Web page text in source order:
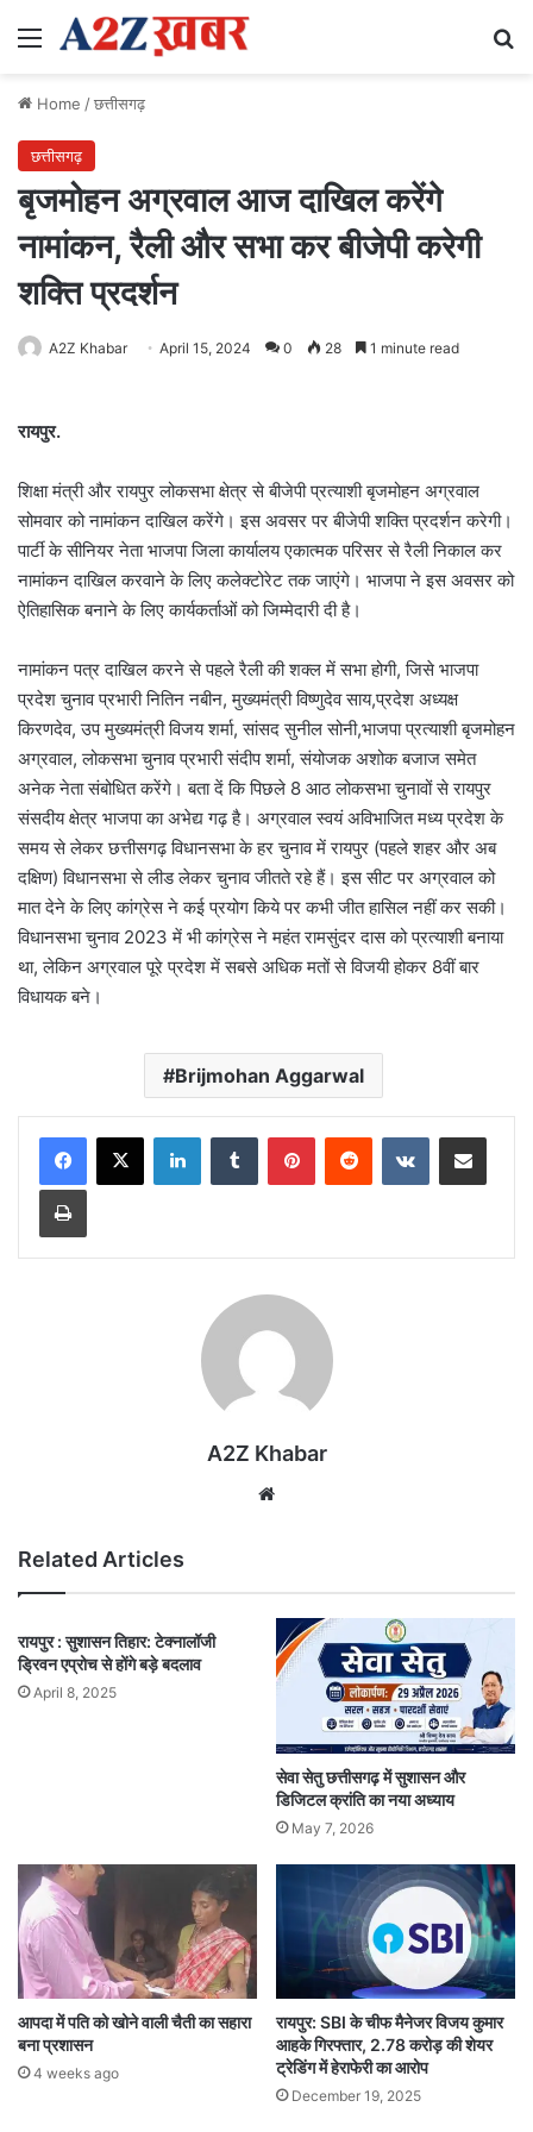
Menu
Home /छत्तीसगढ़
छत्तीसगढ़
बृजमोहन अग्रवाल आज दाखिल करेंगे
नामांकन, रैली और सभा कर बीजेपी करेगी
शक्ति प्रदर्शन
A2Z Khabar April 15, 2024 0 28 1 minute read
रायपुर.
शिक्षा मंत्री और रायपुर लोकसभा क्षेत्र से बीजेपी प्रत्याशी बृजमोहन अग्रवाल
सोमवार को नामांकन दाखिल करेंगे। इस अवसर पर बीजेपी शक्ति प्रदर्शन करेगी।
पार्टी के सीनियर नेता भाजपा जिला कार्यालय एकात्मक परिसर से रैली निकाल कर
नामांकन दाखिल करवाने के लिए कलेक्टोरेट तक जाएंगे। भाजपा ने इस अवसर को
ऐतिहासिक बनाने के लिए कार्यकर्ताओं को जिम्मेदारी दी है।
नामांकन पत्र दाखिल करने से पहले रैली की शक्ल में सभा होगी, जिसे भाजपा
प्रदेश चुनाव प्रभारी नितिन नबीन, मुख्यमंत्री विष्णुदेव साय,प्रदेश अध्यक्ष
किरणदेव, उप मुख्यमंत्री विजय शर्मा, सांसद सुनील सोनी,भाजपा प्रत्याशी बृजमोहन
अग्रवाल, लोकसभा चुनाव प्रभारी संदीप शर्मा, संयोजक अशोक बजाज समेत
अनेक नेता संबोधित करेंगे। बता दें कि पिछले 8 आठ लोकसभा चुनावों से रायपुर
संसदीय क्षेत्र भाजपा का अभेद्य गढ़ है। अग्रवाल स्वयं अविभाजित मध्य प्रदेश के
समय से लेकर छत्तीसगढ़ विधानसभा के हर चुनाव में रायपुर (पहले शहर और अब
दक्षिण) विधानसभा से लीड लेकर चुनाव जीतते रहे हैं। इस सीट पर अग्रवाल को
मात देने के लिए कांग्रेस ने कई प्रयोग किये पर कभी जीत हासिल नहीं कर सकी।
विधानसभा चुनाव 2023 में भी कांग्रेस ने महंत रामसुंदर दास को प्रत्याशी बनाया
था, लेकिन अग्रवाल पूरे प्रदेश में सबसे अधिक मतों से विजयी होकर 8वीं बार
विधायक बने।
Brijmohan Aggarwal
LinkedInTumblr PinterestReddit VKontakteShare via Email
Print
A2Z Khabar
Related Articles
रायपुर : सुशासन तिहार: टेक्नालॉजी
ड्रिवन एप्रोच से होंगे बड़े बदलाव
April 8, 2025
सेवा सेतु छत्तीसगढ़ में सुशासन और
डिजिटल क्रांति का नया अध्याय
May 7, 2026
आपदा में पति को खोने वाली चैती का सहारा
बना प्रशासन
4 weeks ago
रायपुर: SBI के चीफ मैनेजर विजय कुमार
आहके गिरफ्तार, 2.78 करोड़ की शेयर
ट्रेडिंग में हेराफेरी का आरोप
December 19, 2025